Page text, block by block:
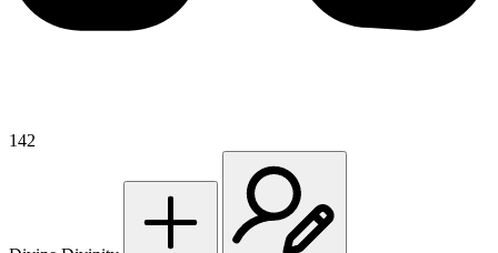
142